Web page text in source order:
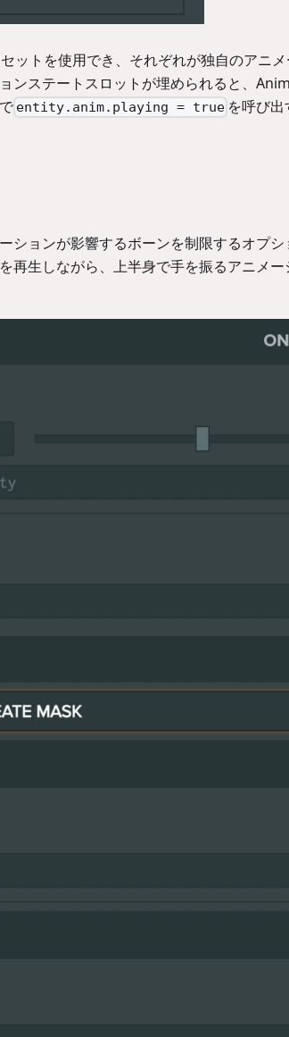
トを使用でき、それぞれが独自のアニメ
ンステートスロットが埋められると、
entity.anim.playing = true を呼び
ションが影響するボーンを制限するオプ
再生しながら、上半身で手を振るアニメ